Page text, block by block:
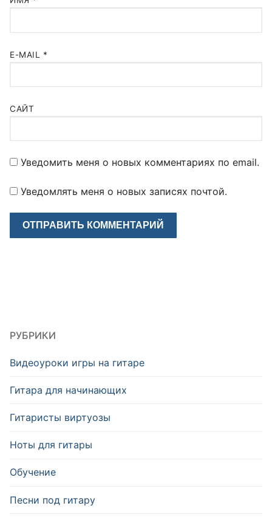
E-MAIL *
САЙТ
Уведомить меня о новых комментариях по email.
Уведомлять меня о новых записях почтой.
РУБРИКИ
Видеоуроки игры на гитаре
Гитара для начинающих
Гитаристы виртуозы
Ноты для гитары
Обучение
Песни под гитару